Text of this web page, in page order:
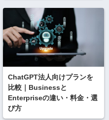
ChatGPT法人向けプランを
比較｜Businessと
Enterpriseの違い・料金・選
び方